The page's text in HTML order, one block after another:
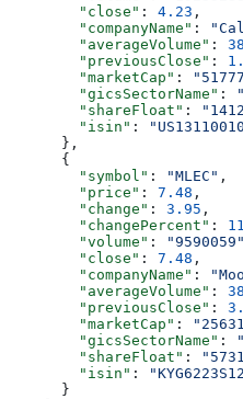
        "close"
: 4.23 ,
        "companyName"
:
        "averageVolume"
:
        "previousClose"
:
        "marketCap"
:
        "gicsSectorName"
:
        "shareFloat"
:
        "isin"
:
      },
      {
        "symbol"
: "MLEC" ,
        "price"
: 7.48 ,
        "change"
: 3.95 ,
        "changePercent"
:
        "volume"
: "9590059"
        "close"
: 7.48 ,
        "companyName"
:
        "averageVolume"
:
        "previousClose"
:
        "marketCap"
:
        "gicsSectorName"
:
        "shareFloat"
:
        "isin"
:
      }